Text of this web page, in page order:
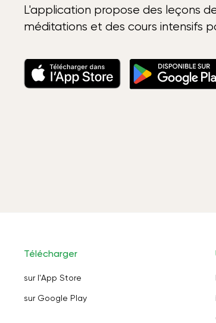
L'application propose des leçons
méditations et des cours intensifs
Télécharger
sur l'App Store
sur Google Play